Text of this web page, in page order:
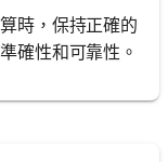
時，保持正確的
確性和可靠性。